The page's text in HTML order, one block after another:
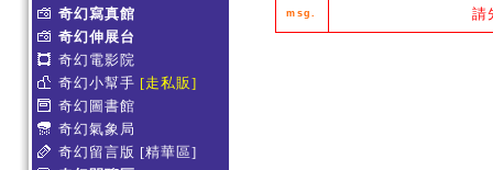
奇幻寫真館
奇幻伸展台
奇幻電影院
奇幻小幫手 [走私販]
奇幻圖書館
奇幻氣象局
奇幻留言版 [精華區]
msg. 請